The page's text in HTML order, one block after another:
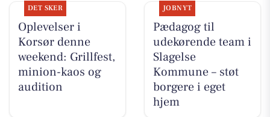
DET SKER
Oplevelser i
Korsør denne
weekend: Grillfest,
minion-kaos og
audition
JOBNYT
Pædagog til
udekørende team i
Slagelse
Kommune – støt
borgere i eget
hjem